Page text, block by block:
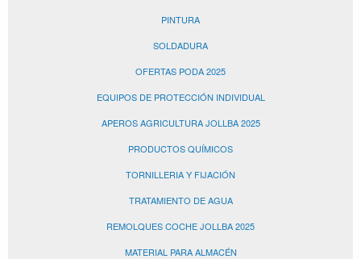
PINTURA
SOLDADURA
OFERTAS PODA 2025
EQUIPOS DE PROTECCIÓN INDIVIDUAL
APEROS AGRICULTURA JOLLBA 2025
PRODUCTOS QUÍMICOS
TORNILLERIA Y FIJACIÓN
TRATAMIENTO DE AGUA
REMOLQUES COCHE JOLLBA 2025
MATERIAL PARA ALMACÉN